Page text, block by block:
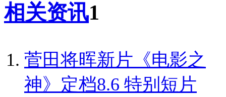
相关资讯1
菅田将晖新片《电影之
神》定档8.6 特别短片